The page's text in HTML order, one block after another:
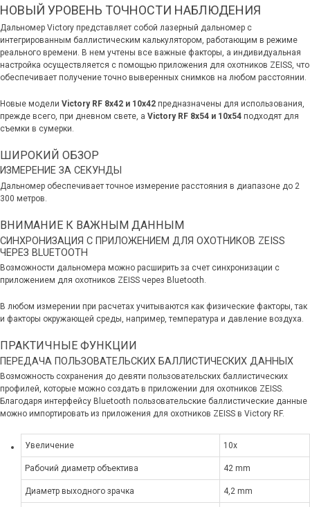
НОВЫЙ УРОВЕНЬ ТОЧНОСТИ НАБЛЮДЕНИЯ
Дальномер Victory представляет собой лазерный дальномер с
интегрированным баллистическим калькулятором, работающим в режиме
реального времени. В нем учтены все важные факторы, а индивидуальная
настройка осуществляется с помощью приложения для охотников ZEISS, что
обеспечивает получение точно выверенных снимков на любом расстоянии.
Новые модели Victory RF 8x42 и 10x42 предназначены для использования,
прежде всего, при дневном свете, а Victory RF 8x54 и 10x54 подходят для
съемки в сумерки.
ШИРОКИЙ ОБЗОР
ИЗМЕРЕНИЕ ЗА СЕКУНДЫ
Дальномер обеспечивает точное измерение расстояния в диапазоне до 2
300 метров.
ВНИМАНИЕ К ВАЖНЫМ ДАННЫМ
СИНХРОНИЗАЦИЯ С ПРИЛОЖЕНИЕМ ДЛЯ ОХОТНИКОВ ZEISS
ЧЕРЕЗ BLUETOOTH
Возможности дальномера можно расширить за счет синхронизации с
приложением для охотников ZEISS через Bluetooth.
В любом измерении при расчетах учитываются как физические факторы, так
и факторы окружающей среды, например, температура и давление воздуха.
ПРАКТИЧНЫЕ ФУНКЦИИ
ПЕРЕДАЧА ПОЛЬЗОВАТЕЛЬСКИХ БАЛЛИСТИЧЕСКИХ ДАННЫХ
Возможность сохранения до девяти пользовательских баллистических
профилей, которые можно создать в приложении для охотников ZEISS.
Благодаря интерфейсу Bluetooth пользовательские баллистические данные
можно импортировать из приложения для охотников ZEISS в Victory RF.
Увеличение 10x
Рабочий диаметр объектива 42 mm
Диаметр выходного зрачка 4,2 mm